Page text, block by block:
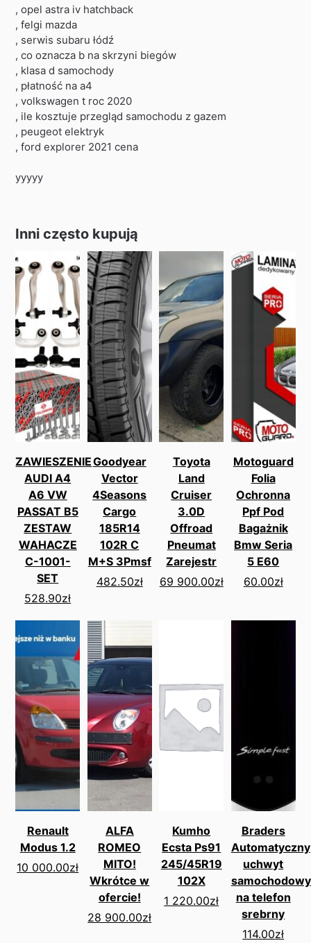
, opel astra iv hatchback
, felgi mazda
, serwis subaru łódź
, co oznacza b na skrzyni biegów
, klasa d samochody
, płatność na a4
, volkswagen t roc 2020
, ile kosztuje przegląd samochodu z gazem
, peugeot elektryk
, ford explorer 2021 cena
yyyyy
Inni często kupują
ZAWIESZENIE
AUDI A4
A6 VW
PASSAT B5
ZESTAW
WAHACZE
C-1001-
SET
528.90zł
Goodyear
Vector
4Seasons
Cargo
185R14
102R C
M+S 3Pmsf
482.50zł
Toyota
Land
Cruiser
3.0D
Offroad
Pneumat
Zarejestr
69 900.00zł
Motoguard
Folia
Ochronna
Ppf Pod
Bagażnik
Bmw Seria
5 E60
60.00zł
Renault
Modus 1.2
10 000.00zł
ALFA
ROMEO
MITO!
Wkrótce w
ofercie!
28 900.00zł
Kumho
Ecsta Ps91
245/45R19
102X
1 220.00zł
Braders
Automatyczny
uchwyt
samochodowy
na telefon
srebrny
114.00zł